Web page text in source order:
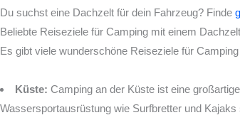
Du suchst eine Dachzelt für dein Fahrzeug? Finde
Beliebte Reiseziele für Camping mit einem Dachzelt
Es gibt viele wunderschöne Reiseziele für
Küste: Camping an der Küste ist eine
Wassersportausrüstung wie Surfbretter und